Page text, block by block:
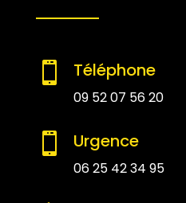
 Téléphone
09 52 07 56 20
 Urgence
06 25 42 34 95